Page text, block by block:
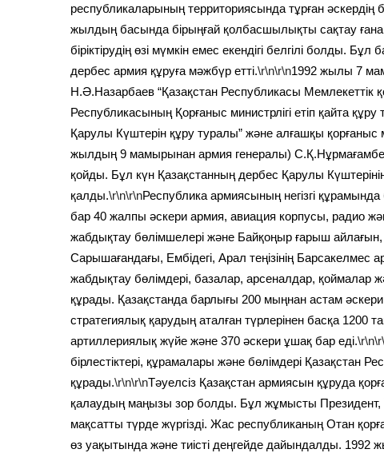
республикаларының территориясында тұрған
жылдың басында бірыңғай қолбасшылықты сақтау
біріктірудің өзі мүмкін емес екендігі белгілі болды.
дербес армия құруға мәжбүр етті.\r\n\r\n1992 жылы 7
Н.Ә.Назарбаев “Қазақстан Республикасы Мемлекеттік
Республикасының Қорғаныс министрлігі етіп қайта
Қарулы Күштерін құру туралы” және алғашқы қорғаныс
жылдың 9 мамырынан армия генералы)
қойды. Бұл күн Қазақстанның дербес Қарулы
қалды.\r\n\r\nРеспублика армиясының негізгі
бар 40 жалпы әскери армия, авиация корпусы, радио
жабдықтау бөлімшелері және Байқоңыр ғарыш
Сарышағандағы, Ембідегі, Арал теңізінің
жабдықтау бөлімдері, базалар, арсеналдар, қоймалар
құрады. Қазақстанда барлығы 200 мыңнан астам
стратегиялық қарудың аталған түрлерінен басқа 1200
артиллериялық жүйе және 370 әскери ұшақ бар еді.
бірлестіктері, құрамалары және бөлімдері Қазақстан
құрады.\r\n\r\nТәуелсіз Қазақстан армиясын құруда
қалаудың маңызы зор болды. Бұл жұмысты Президент,
мақсатты түрде жүргізді. Жас республиканың Отан
өз уақытында және тиісті деңгейде дайындалды. 1992